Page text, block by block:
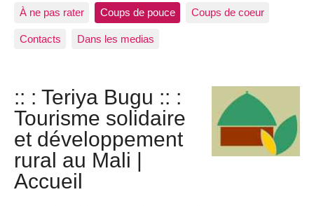
À ne pas rater Coups de pouce Coups de coeur
Contacts Dans les medias
:: : Teriya Bugu :: :
Tourisme solidaire
et développement
rural au Mali |
Accueil